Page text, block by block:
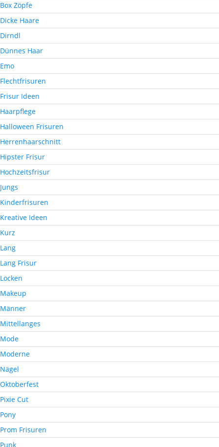
Box Zöpfe
Dicke Haare
Dirndl
Dünnes Haar
Emo
Flechtfrisuren
Frisur Ideen
Haarpflege
Halloween Frisuren
Herrenhaarschnitt
Hipster Frisur
Hochzeitsfrisur
Jungs
Kinderfrisuren
Kreative Ideen
Kurz
Lang
Lang Frisur
Locken
Makeup
Männer
Mittellanges
Mode
Moderne
Nägel
Oktoberfest
Pixie Cut
Pony
Prom Frisuren
Punk